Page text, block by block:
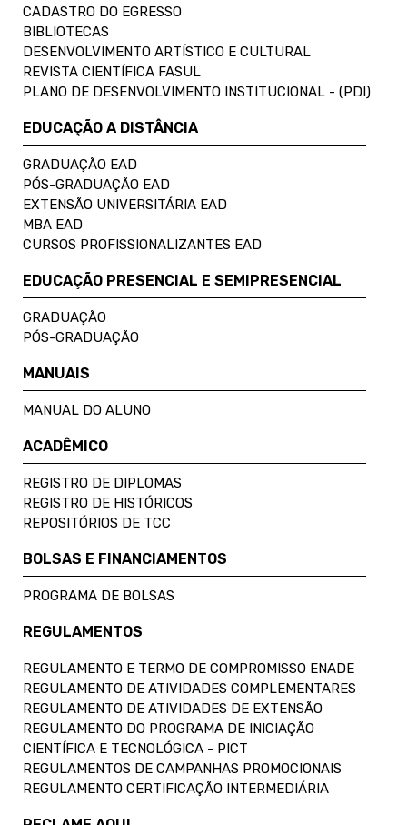
CADASTRO DO EGRESSO
BIBLIOTECAS
DESENVOLVIMENTO ARTÍSTICO E CULTURAL
REVISTA CIENTÍFICA FASUL
PLANO DE DESENVOLVIMENTO INSTITUCIONAL - (PDI)
EDUCAÇÃO A DISTÂNCIA
GRADUAÇÃO EAD
PÓS-GRADUAÇÃO EAD
EXTENSÃO UNIVERSITÁRIA EAD
MBA EAD
CURSOS PROFISSIONALIZANTES EAD
EDUCAÇÃO PRESENCIAL E SEMIPRESENCIAL
GRADUAÇÃO
PÓS-GRADUAÇÃO
MANUAIS
MANUAL DO ALUNO
ACADÊMICO
REGISTRO DE DIPLOMAS
REGISTRO DE HISTÓRICOS
REPOSITÓRIOS DE TCC
BOLSAS E FINANCIAMENTOS
PROGRAMA DE BOLSAS
REGULAMENTOS
REGULAMENTO E TERMO DE COMPROMISSO ENADE
REGULAMENTO DE ATIVIDADES COMPLEMENTARES
REGULAMENTO DE ATIVIDADES DE EXTENSÃO
REGULAMENTO DO PROGRAMA DE INICIAÇÃO
CIENTÍFICA E TECNOLÓGICA - PICT
REGULAMENTOS DE CAMPANHAS PROMOCIONAIS
REGULAMENTO CERTIFICAÇÃO INTERMEDIÁRIA